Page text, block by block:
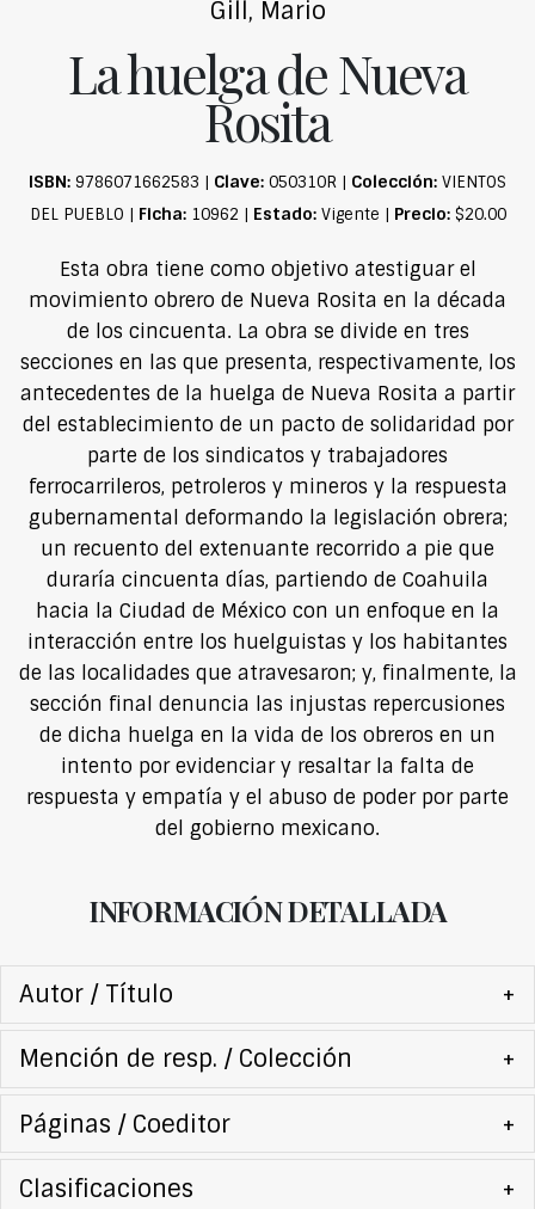
Gill, Mario
La huelga de Nueva
Rosita
ISBN: 9786071662583 | Clave: 050310R | Colección: VIENTOS
DEL PUEBLO | Ficha:10962 | Estado:Vigente | Precio:$20.00
Esta obra tiene como objetivo atestiguar el
movimiento obrero de Nueva Rosita en la década
de los cincuenta. La obra se divide en tres
secciones en las que presenta, respectivamente, los
antecedentes de la huelga de Nueva Rosita a partir
del establecimiento de un pacto de solidaridad por
parte de los sindicatos y trabajadores
ferrocarrileros, petroleros y mineros y la respuesta
gubernamental deformando la legislación obrera;
un recuento del extenuante recorrido a pie que
duraría cincuenta días, partiendo de Coahuila
hacia la Ciudad de México con un enfoque en la
interacción entre los huelguistas y los habitantes
de las localidades que atravesaron; y, finalmente, la
sección final denuncia las injustas repercusiones
de dicha huelga en la vida de los obreros en un
intento por evidenciar y resaltar la falta de
respuesta y empatía y el abuso de poder por parte
del gobierno mexicano.
INFORMACIÓN DETALLADA
Autor / Título +
Mención de resp. / Colección +
Páginas / Coeditor +
Clasificaciones +